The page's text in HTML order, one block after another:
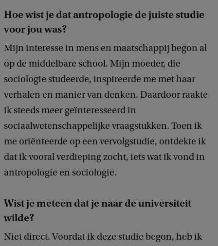
Hoe wist je dat antropologie de juiste studie
voor jou was?
Mijn interesse in mens en maatschappij begon al
op de middelbare school. Mijn moeder, die
sociologie studeerde, inspireerde me met haar
verhalen en manier van denken. Daardoor raakte
ik steeds meer geïnteresseerd in
sociaalwetenschappelijke vraagstukken. Toen ik
me oriënteerde op een vervolgstudie, ontdekte ik
dat ik vooral verdieping zocht, iets wat ik vond in
antropologie en sociologie.
Wist je meteen dat je naar de universiteit
wilde?
Niet direct. Voordat ik deze studie begon, heb ik